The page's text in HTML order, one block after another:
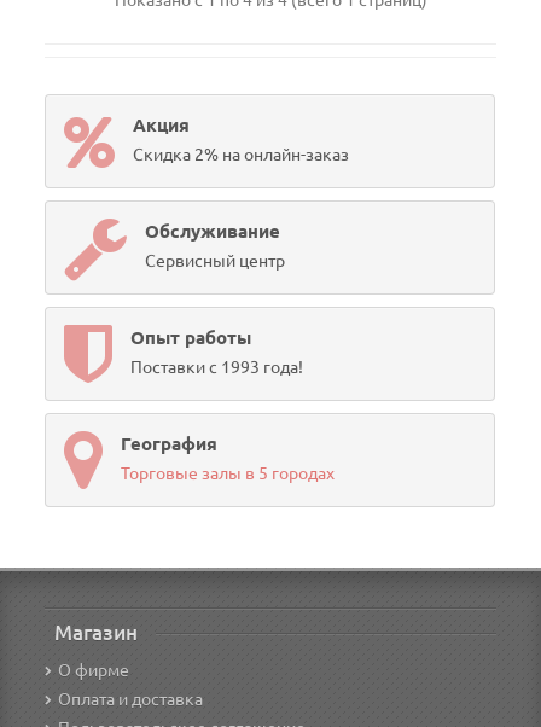
Акция
Скидка 2% на онлайн-заказ
Обслуживание
Сервисный центр
Опыт работы
Поставки с 1993 года!
География
Торговые залы в 5 городах
Магазин
О фирме
Оплата и доставка